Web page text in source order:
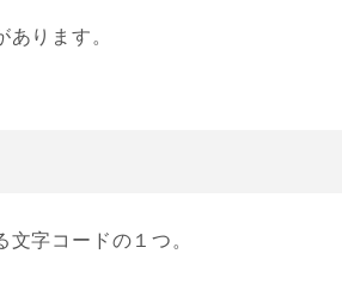
ります。
字コードの１つ。